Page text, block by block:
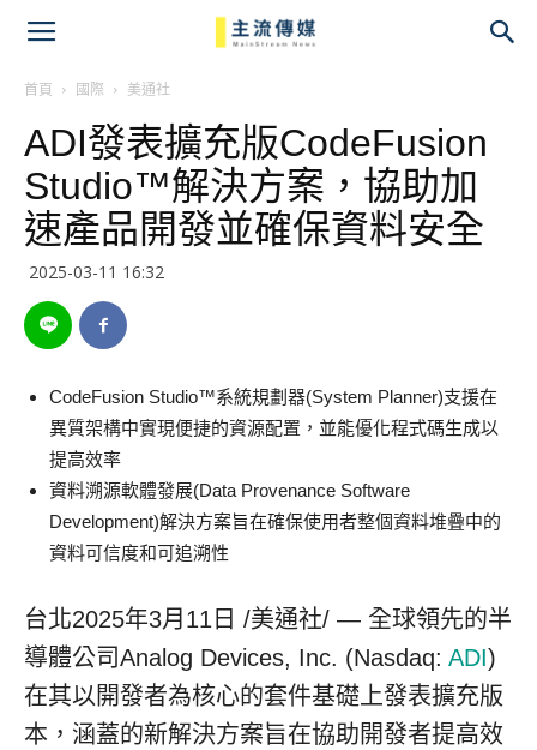
首頁 國際 美通社
ADI發表擴充版CodeFusion
Studio™解決方案，協助加
速產品開發並確保資料安全
2025-03-11 16:32
CodeFusion Studio™系統規劃器(System Planner)支援在
異質架構中實現便捷的資源配置，並能優化程式碼生成以
提高效率
資料溯源軟體發展(Data Provenance Software
Development)解決方案旨在確保使用者整個資料堆疊中的
資料可信度和可追溯性
台北2025年3月11日 /美通社/ — 全球領先的半
導體公司Analog Devices, Inc. (Nasdaq: ADI)
在其以開發者為核心的套件基礎上發表擴充版
本，涵蓋的新解決方案旨在協助開發者提高效